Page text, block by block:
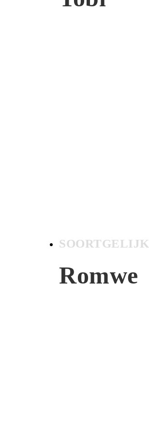
SOORTGELIJK
Romwe